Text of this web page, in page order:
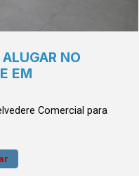
NO
EM
Comercial para